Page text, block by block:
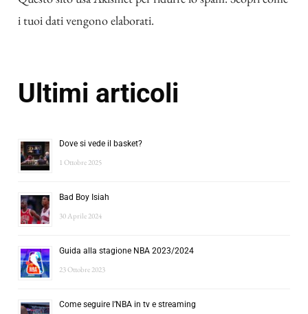
i tuoi dati vengono elaborati.
Ultimi articoli
Dove si vede il basket?
1 Ottobre 2025
Bad Boy Isiah
30 Aprile 2024
Guida alla stagione NBA 2023/2024
23 Ottobre 2023
Come seguire l’NBA in tv e streaming